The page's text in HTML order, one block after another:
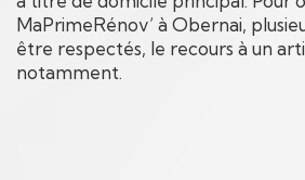
MaPrimeRénov’ à Obernai,
être respectés, le recours à un
notamment.